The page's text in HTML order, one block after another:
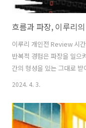
흐름과 파장, 이루리
이루리 개인전 Review 시
반복적 경험은 파장을 일으
간의 형성을 있는 그대로
작가노트 중 2018년 작가는
흐름, 즉 작품이라는 결과를
과정이라는 의미로 이해할
2024. 4. 3.